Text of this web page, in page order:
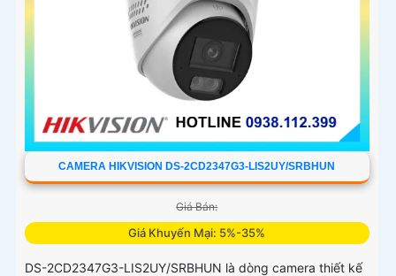
CAMERA HIKVISION DS-2CD2347G3-LIS2UY/SRBHUN
Giá Bán:
Giá Khuyến Mại: 5%-35%
DS-2CD2347G3-LIS2UY/SRBHUN là dòng camera thiết kế